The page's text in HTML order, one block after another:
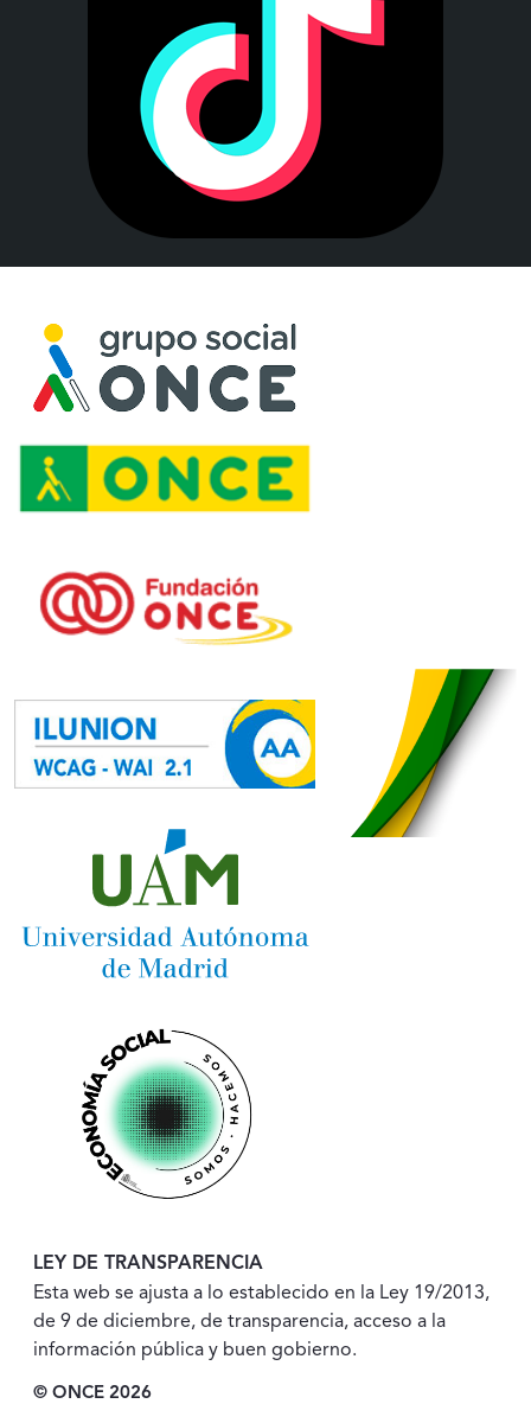
LEY DE TRANSPARENCIA
Esta web se ajusta a lo establecido en la Ley 19/2013,
de 9 de diciembre, de transparencia, acceso a la
información pública y buen gobierno.
© ONCE 2026